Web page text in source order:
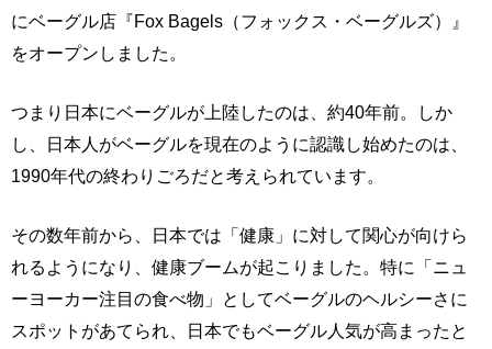
にベーグル店『Fox Bagels（フォックス・ベーグルズ）』
をオープンしました。
つまり日本にベーグルが上陸したのは、約40年前。しか
し、日本人がベーグルを現在のように認識し始めたのは、
1990年代の終わりごろだと考えられています。
その数年前から、日本では「健康」に対して関心が向けら
れるようになり、健康ブームが起こりました。特に「ニュ
ーヨーカー注目の食べ物」としてベーグルのヘルシーさに
スポットがあてられ、日本でもベーグル人気が高まったと